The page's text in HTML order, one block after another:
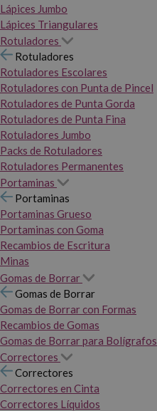
Lápices Jumbo
Lápices Triangulares
Rotuladores
Rotuladores
Rotuladores Escolares
Rotuladores con Punta de Pincel
Rotuladores de Punta Gorda
Rotuladores de Punta Fina
Rotuladores Jumbo
Packs de Rotuladores
Rotuladores Permanentes
Portaminas
Portaminas
Portaminas Grueso
Portaminas con Goma
Recambios de Escritura
Minas
Gomas de Borrar
Gomas de Borrar
Gomas de Borrar con Formas
Recambios de Gomas
Gomas de Borrar para Bolígrafos
Correctores
Correctores
Correctores en Cinta
Correctores Líquidos